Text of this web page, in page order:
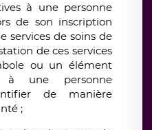
à une personne
de son inscription
services de soins de
de ces services
ou un élément
à une personne
de manière
;